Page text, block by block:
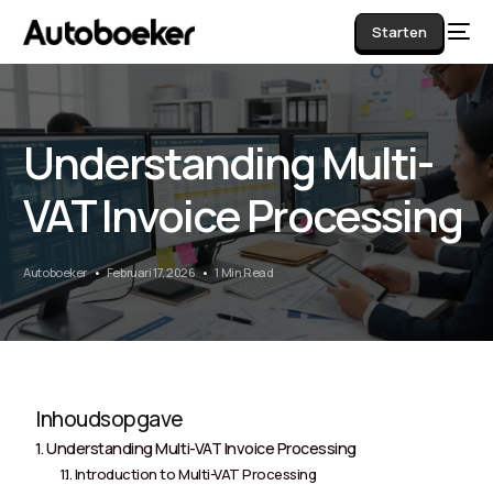
Starten
Understanding Multi-
VAT Invoice Processing
Autoboeker Februari 17, 2026 1 Min Read
Inhoudsopgave
Understanding Multi-VAT Invoice Processing
Introduction to Multi-VAT Processing